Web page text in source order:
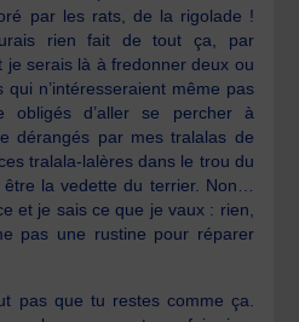
par les rats, de la rigolade !
rien fait de tout ça, par
je serais là à fredonner deux ou
n’intéresseraient même pas
obligés d’aller se percher à
dérangés par mes tralalas de
tralala-lalères dans le trou du
la vedette du terrier. Non…
et je sais ce que je vaux : rien,
pas une rustine pour réparer
pas que tu restes comme ça.